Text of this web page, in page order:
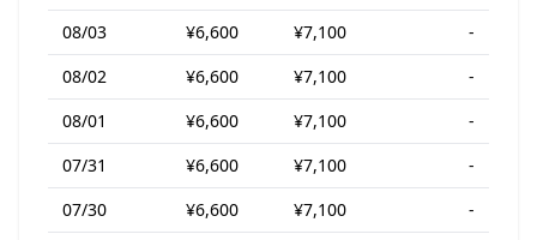
08/03
¥6,600 ¥7,100
-
08/02
¥6,600 ¥7,100
-
08/01
¥6,600 ¥7,100
-
07/31
¥6,600 ¥7,100
-
07/30
¥6,600 ¥7,100
-